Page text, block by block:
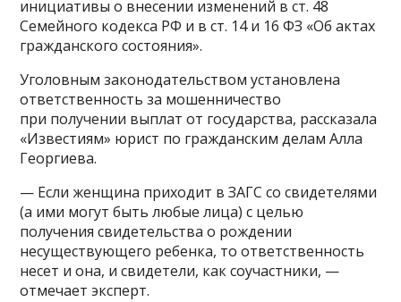
инициативы о внесении изменений в ст. 48
Семейного кодекса РФ и в ст. 14 и 16 ФЗ «Об актах
гражданского состояния».
Уголовным законодательством установлена
ответственность за мошенничество
при получении выплат от государства, рассказала
«Известиям» юрист по гражданским делам Алла
Георгиева.
— Если женщина приходит в ЗАГС со свидетелями
(а ими могут быть любые лица) с целью
получения свидетельства о рождении
несуществующего ребенка, то ответственность
несет и она, и свидетели, как соучастники, —
отмечает эксперт.